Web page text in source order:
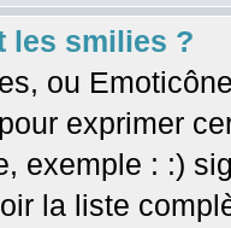
les smilies ?
ou
exprimer
exemple : :)
la liste